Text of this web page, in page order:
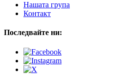
Нашата група
Контакт
Последвайте ни: